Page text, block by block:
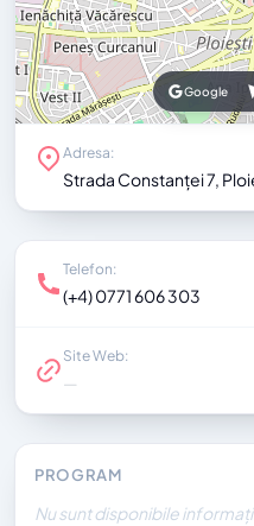
Google
Adresa:
Strada Constanței 7,
Telefon:
(+4) 0771 606 303
Site Web:
—
PROGRAM
Nu sunt disponibile